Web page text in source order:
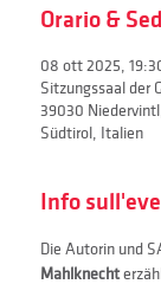
Orario &
08 ott 2025,
Sitzungssaal der
39030
Südtirol, Italien
Info
Die Autorin und
Mahlknecht